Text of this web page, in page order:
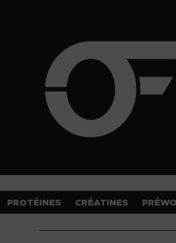
PROTÉINES CRÉATINES